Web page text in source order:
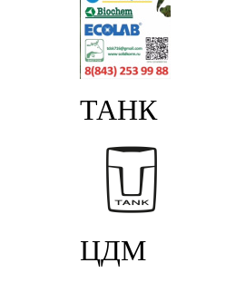
ТАНК
ЦДМ